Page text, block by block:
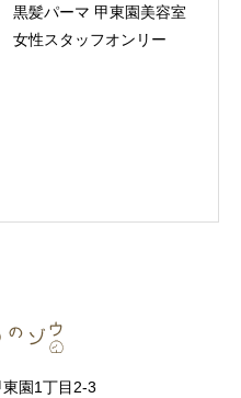
黒髪パーマ 甲東園美容室
女性スタッフオンリー
園1丁目2-3